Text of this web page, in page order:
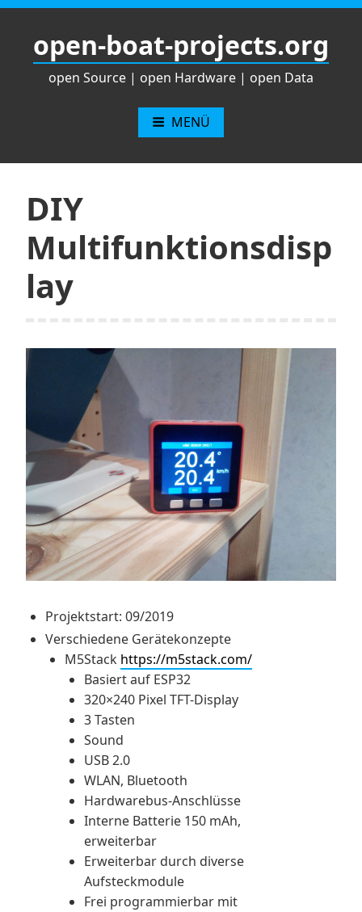
Zum
springenopen-boat-projects.org
open Source | open Hardware | open Data
MENÜ
DIY
Multifunktionsdisp
lay
Projektstart: 09/2019
Verschiedene Gerätekonzepte
M5Stack https://m5stack.com/
Basiert auf ESP32
320×240 Pixel TFT-Display
3 Tasten
Sound
USB 2.0
WLAN, Bluetooth
Hardwarebus-Anschlüsse
Interne Batterie 150 mAh,
erweiterbar
Erweiterbar durch diverse
Aufsteckmodule
Frei programmierbar mit